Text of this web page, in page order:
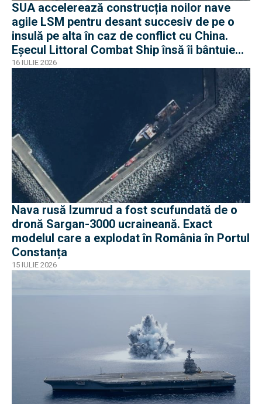
SUA accelerează construcția noilor nave
agile LSM pentru desant succesiv de pe o
insulă pe alta în caz de conflict cu China.
Eșecul Littoral Combat Ship însă îi bântuie
pe americani
16 IULIE 2026
Nava rusă Izumrud a fost scufundată de o
dronă Sargan-3000 ucraineană. Exact
modelul care a explodat în România în Portul
Constanța
15 IULIE 2026